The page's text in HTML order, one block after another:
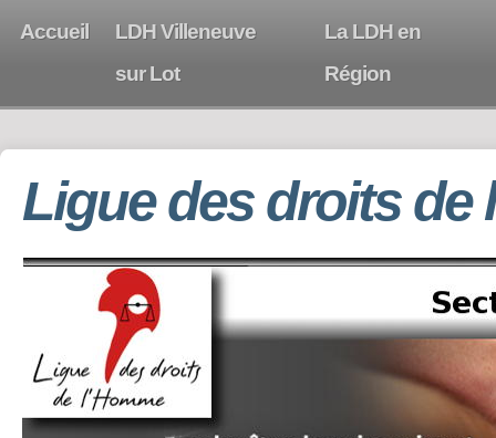
Accueil
LDH Villeneuve
sur Lot
La LDH en
Région
Ligue des droits de